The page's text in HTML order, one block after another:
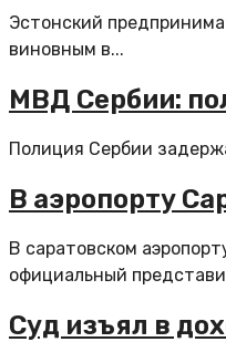
Эстонский
виновным в...
МВД Сербии:
Полиция Сербии
В аэропорту
В саратовском
официальный
Суд изъял в